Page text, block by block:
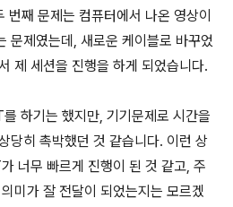
째 문제는 컴퓨터에서 나온 영상이
문제였는데, 새로운 케이블로 바꾸었
제 세션을 진행을 하게 되었습니다.
하기는 했지만, 기기문제로 시간을
당히 촉박했던 것 같습니다. 이런 상
너무 빠르게 진행이 된 것 같고, 주
미가 잘 전달이 되었는지는 모르겠